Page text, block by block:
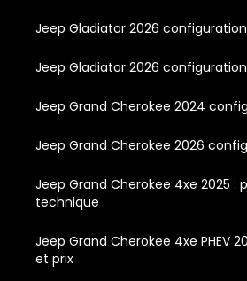
Jeep Gladiator 2026
Jeep Gladiator 2026
Jeep Grand Cherokee 2024
Jeep Grand Cherokee 2026
Jeep Grand Cherokee 4xe 2025 :
technique
Jeep Grand Cherokee 4xe PHEV
et prix